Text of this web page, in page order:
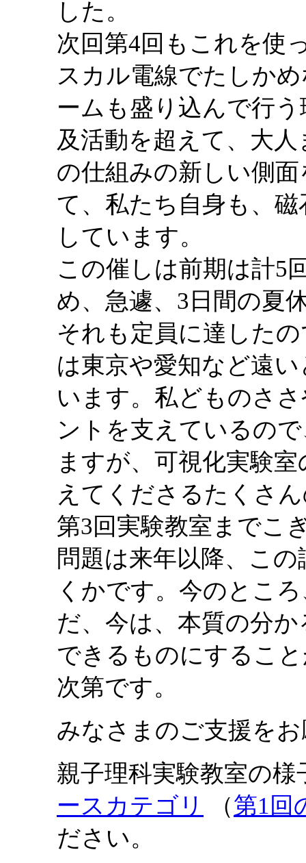
した。
次回第4回もこれを使
スカル電線でたしか
ームも盛り込んで行
及活動を超えて、大
の仕組みの新しい側
て、私たち自身も、
しています。
この催しは前期は計5
め、急遽、3日間の夏
それも定員に達した
は東京や愛知など遠
います。私どものさ
ントを支えているの
ますが、可視化実験
えてくださるたくさ
第3回実験教室までこ
問題は来年以降、こ
くかです。今のとこ
だ、今は、本質の分
できるものにするこ
次第です。
みなさまのご支援を
親子理科実験教室の
ースカテゴリ
（第1回
ださい。